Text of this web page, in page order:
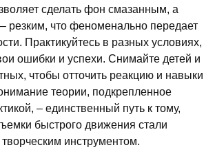
сделать фон смазанным, а
резким, что феноменально передает
Практикуйтесь в разных условиях,
ошибки и успехи. Снимайте детей и
чтобы отточить реакцию и навыки
теории, подкрепленное
– единственный путь к тому,
быстрого движения стали
инструментом.